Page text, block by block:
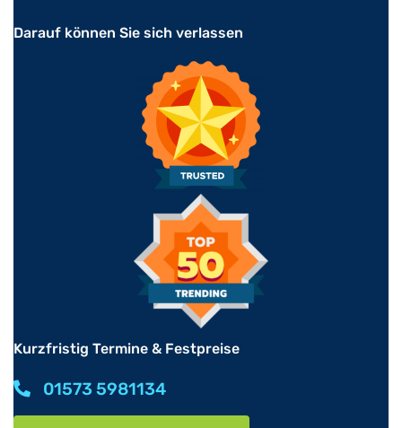
Darauf können Sie sich verlassen
Kurzfristig Termine & Festpreise
01573 5981134